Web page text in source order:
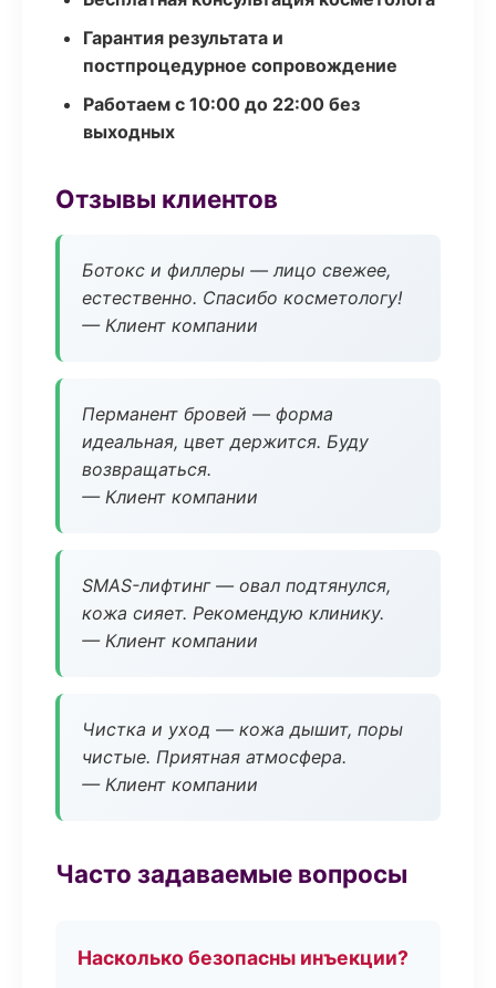
Гарантия результата и
постпроцедурное сопровождение
Работаем с 10:00 до 22:00 без
выходных
Отзывы клиентов
Ботокс и филлеры — лицо свежее,
естественно. Спасибо косметологу!
— Клиент компании
Перманент бровей — форма
идеальная, цвет держится. Буду
возвращаться.
— Клиент компании
SMAS-лифтинг — овал подтянулся,
кожа сияет. Рекомендую клинику.
— Клиент компании
Чистка и уход — кожа дышит, поры
чистые. Приятная атмосфера.
— Клиент компании
Часто задаваемые вопросы
Насколько безопасны инъекции?